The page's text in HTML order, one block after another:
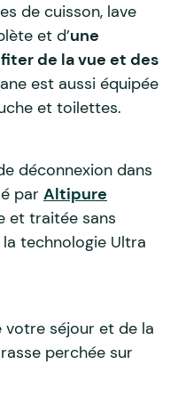
de cuisson, lave
et d’une
de la vue et des
est aussi équipée
et toilettes.
déconnexion dans
par Altipure
et traitée sans
technologie Ultra
votre séjour et de la
perchée sur